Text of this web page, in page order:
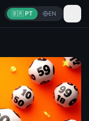
🇧🇷 PT EN